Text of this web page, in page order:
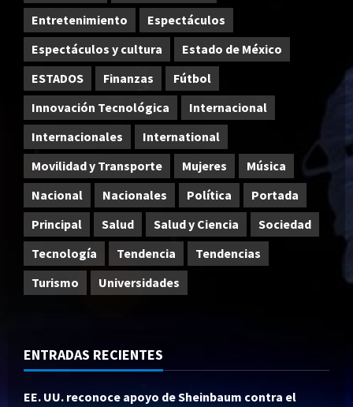
Entretenimiento
Espectáculos
Espectáculos y cultura
Estado de México
ESTADOS
Finanzas
Fútbol
Innovación Tecnológica
Internacional
Internacionales
International
Movilidad y Transporte
Mujeres
Música
Nacional
Nacionales Política
Portada
Principal
Salud Salud y Ciencia
Sociedad
Tecnología
Tendencia
Tendencias
Turismo
Universidades
ENTRADAS RECIENTES
EE. UU. reconoce apoyo de Sheinbaum contra el